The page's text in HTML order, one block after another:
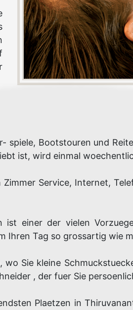
spiele, Bootstouren und
ist, wird einmal
Service, Internet,
einer der vielen
Ihren Tag so grossartig wie
Sie kleine
, der fuer Sie
Plaetzen in